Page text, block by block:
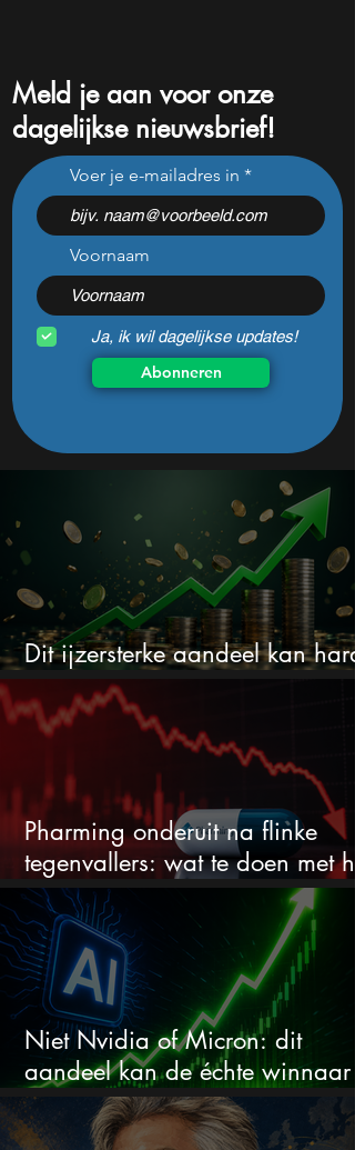
ASML is de Lionel Messi in
de AI-wereld
Meld je aan voor onze
dagelijkse nieuwsbrief!
Voer je e-mailadres in
Voornaam
Ja, ik wil dagelijkse updates!
Abonneren
Dit ijzersterke aandeel kan hard
stijgen maar bijna niemand kijkt
Pharming onderuit na flinke
tegenvallers: wat te doen met
aandeel?
Niet Nvidia of Micron: dit
aandeel kan de échte winnaar
van de AI-race worden